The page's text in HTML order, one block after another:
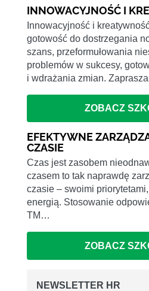
INNOWACYJNOŚĆ I
Innowacyjność i
gotowość do dostrzegania
szans, przeformułowania
problemów w sukcesy,
i wdrażania zmian.
ZOBACZ
EFEKTYWNE
CZASIE
Czas jest zasobem
czasem to tak naprawdę
czasie – swoimi
energią. Stosowanie
TM…
ZOBACZ
NEWSLETTER HR